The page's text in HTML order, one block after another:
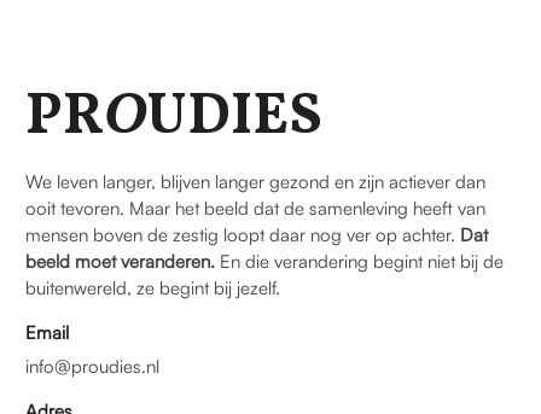
PROUDIES
We leven langer, blijven langer gezond en zijn actiever dan
ooit tevoren. Maar het beeld dat de samenleving heeft van
mensen boven de zestig loopt daar nog ver op achter. Dat
beeld moet veranderen. En die verandering begint niet bij de
buitenwereld, ze begint bij jezelf.
Email
info@proudies.nl